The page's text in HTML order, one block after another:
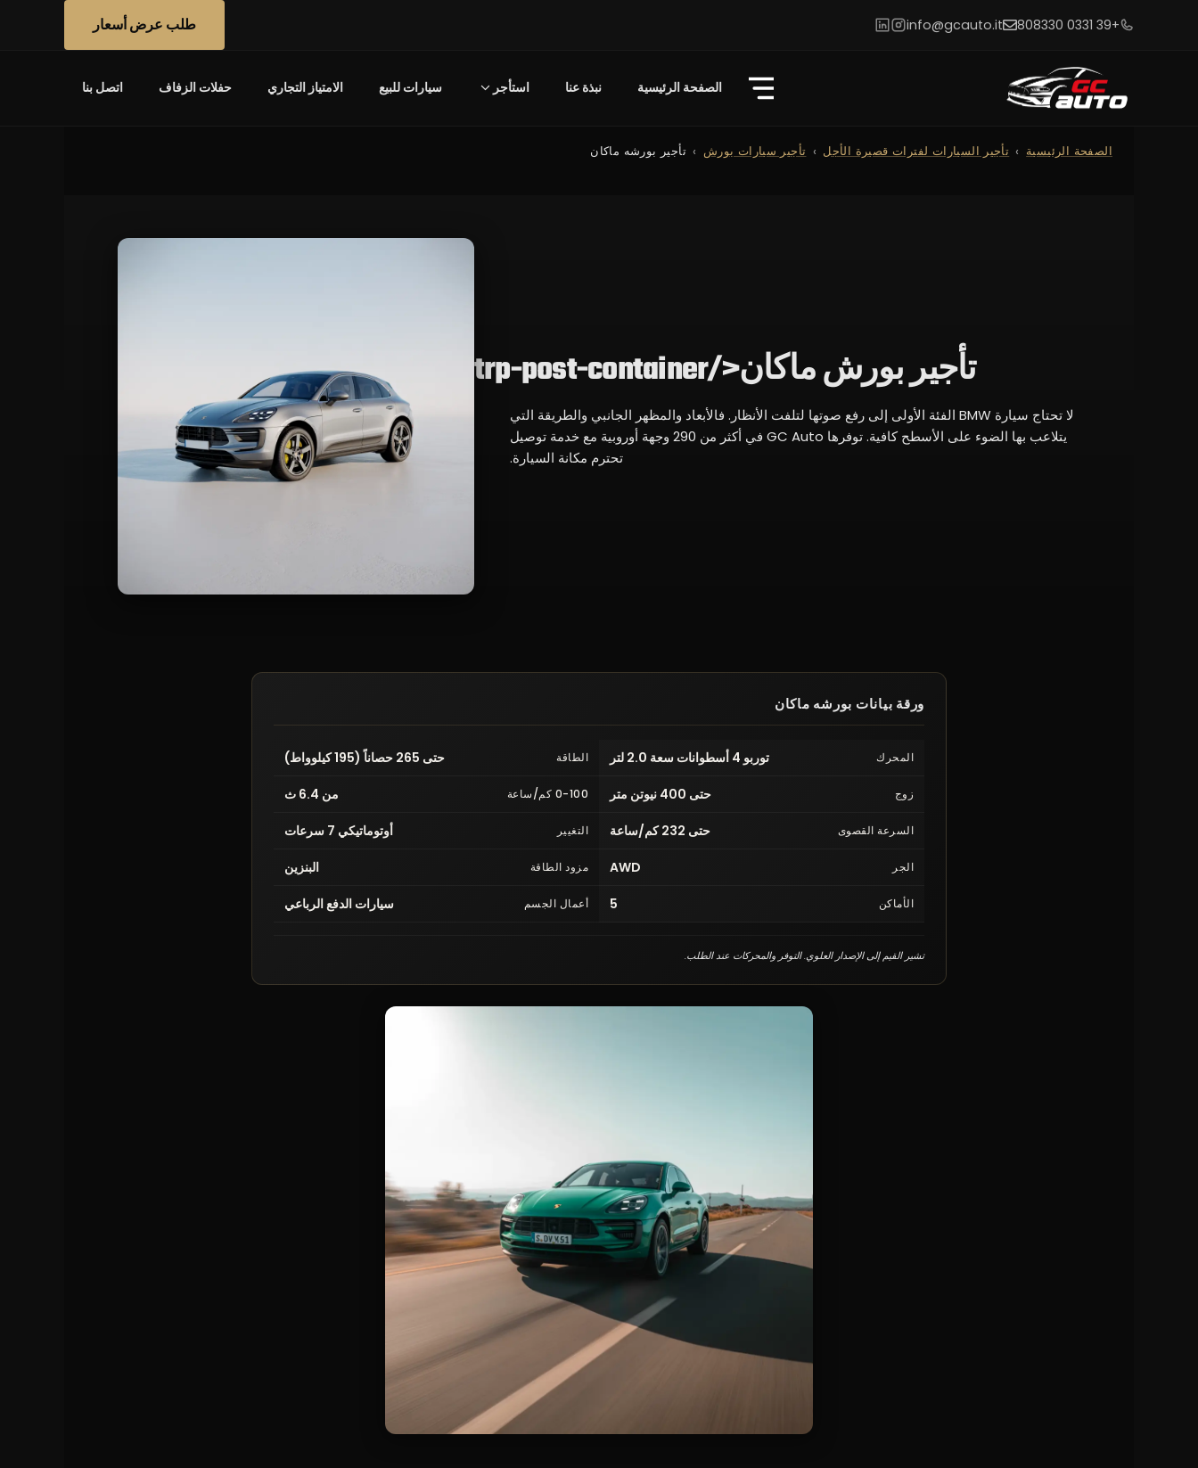
+39 0331 808330
info@gcauto.it طلب عرض أسعار
الصفحة الرئيسية نبذة عنا استأجر سيارات للبيع الامتياز التجاري حفلات الزفاف اتصل بنا
الصفحة الرئيسية تأجير السيارات لفترات قصيرة الأجل تأجير سيارات بورش تأجير بورشه ماكان
تأجير بورش ماكان</trp-post-container
لا تحتاج سيارة BMW الفئة الأولى إلى رفع صوتها لتلفت الأنظار. فالأبعاد والمظهر الجانبي والطريقة التي
يتلاعب بها الضوء على الأسطح كافية. توفرها GC Auto في أكثر من 290 وجهة أوروبية مع خدمة توصيل
تحترم مكانة السيارة.
ورقة بيانات بورشه ماكان
المحرك توربو 4 أسطوانات سعة 2.0 لتر الطاقة حتى 265 حصاناً (195 كيلوواط)
زوج حتى 400 نيوتن متر 0-100 كم/ساعة من 6.4 ث
السرعة القصوى حتى 232 كم/ساعة التغيير أوتوماتيكي 7 سرعات
الجر AWD مزود الطاقة البنزين
الأماكن 5 أعمال الجسم سيارات الدفع الرباعي
تشير القيم إلى الإصدار العلوي. التوفر والمحركات عند الطلب.